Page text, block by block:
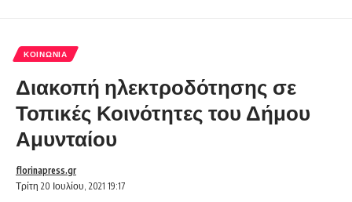
ΚΟΙΝΩΝΊΑ
Διακοπή ηλεκτροδότησης σε
Τοπικές Κοινότητες του Δήμου
Αμυνταίου
Τρίτη 20 Ιουλίου, 2021 19:17
florinapress.gr